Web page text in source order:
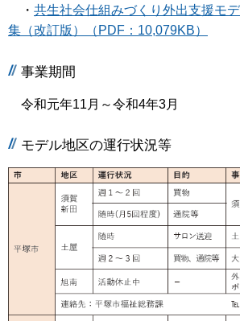
・ 共生社会仕組みづくり外出支援モ
集（改訂版）（PDF：10,079KB）
事業期間
令和元年11月～令和4年3月
モデル地区の運行状況等